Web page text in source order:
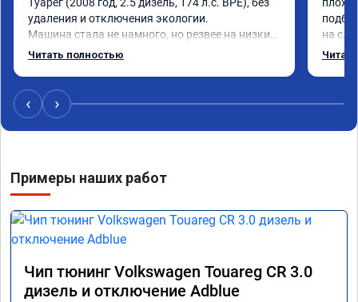
удаления и отключения экологии.
Машина стала не намного, но резвее на низких
оборотах и на скорости после 100 км/ч при
сократился.
Расход топлива не увеличился.
Получил что хотел. Рекомендую.
Читать полностью
на
‹ ›
Примеры наших работ
Чип тюнинг Volkswagen Touareg CR 3.0
дизель и отключение Adblue